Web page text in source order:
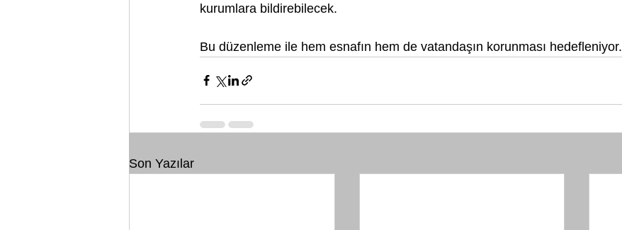
kurumlara bildirebilecek.
Bu düzenleme ile hem esnafın hem de vatandaşın korunması hedefleniyor.
Son Yazılar